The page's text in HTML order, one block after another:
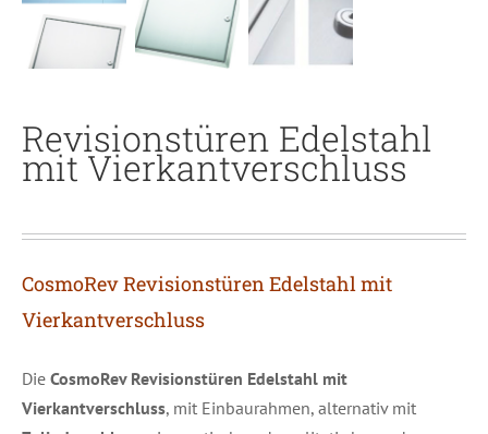
Revisionstüren Edelstahl
mit Vierkantverschluss
CosmoRev Revisionstüren Edelstahl mit
Vierkantverschluss
Die CosmoRev Revisionstüren Edelstahl mit
Vierkantverschluss, mit Einbaurahmen, alternativ mit